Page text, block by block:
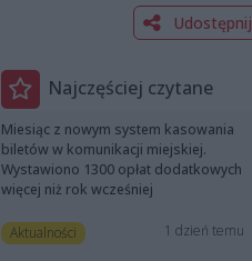
Udostępnij
Najczęściej czytane
Miesiąc z nowym system kasowania
biletów w komunikacji miejskiej.
Wystawiono 1300 opłat dodatkowych
więcej niż rok wcześniej
Aktualności 1 dzień temu